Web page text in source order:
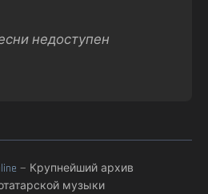
недоступен
— Крупнейший архив
музыки